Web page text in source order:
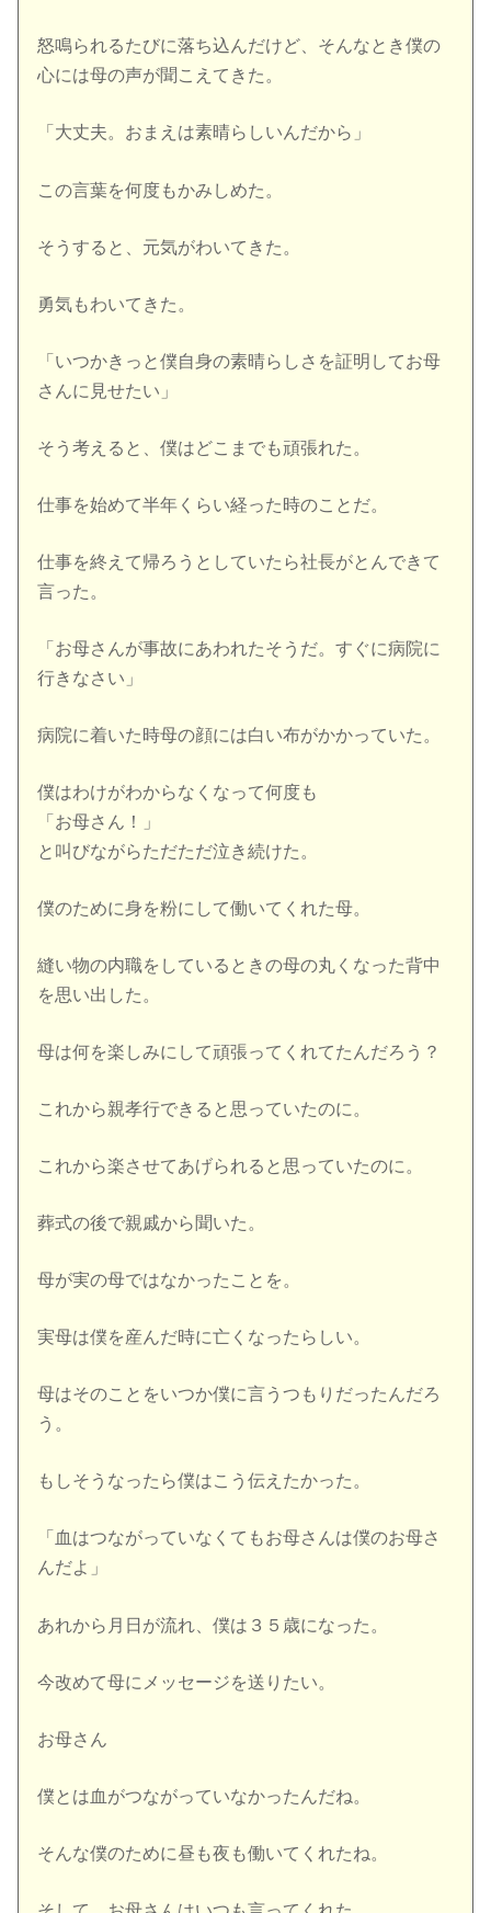
怒鳴られるたびに落ち込んだけど、そんなとき僕の
心には母の声が聞こえてきた。
「大丈夫。おまえは素晴らしいんだから」
この言葉を何度もかみしめた。
そうすると、元気がわいてきた。
勇気もわいてきた。
「いつかきっと僕自身の素晴らしさを証明してお母
さんに見せたい」
そう考えると、僕はどこまでも頑張れた。
仕事を始めて半年くらい経った時のことだ。
仕事を終えて帰ろうとしていたら社長がとんできて
言った。
「お母さんが事故にあわれたそうだ。すぐに病院に
行きなさい」
病院に着いた時母の顔には白い布がかかっていた。
僕はわけがわからなくなって何度も
「お母さん！」
と叫びながらただただ泣き続けた。
僕のために身を粉にして働いてくれた母。
縫い物の内職をしているときの母の丸くなった背中
を思い出した。
母は何を楽しみにして頑張ってくれてたんだろう？
これから親孝行できると思っていたのに。
これから楽させてあげられると思っていたのに。
葬式の後で親戚から聞いた。
母が実の母ではなかったことを。
実母は僕を産んだ時に亡くなったらしい。
母はそのことをいつか僕に言うつもりだったんだろ
う。
もしそうなったら僕はこう伝えたかった。
「血はつながっていなくてもお母さんは僕のお母さ
んだよ」
あれから月日が流れ、僕は３５歳になった。
今改めて母にメッセージを送りたい。
お母さん
僕とは血がつながっていなかったんだね。
そんな僕のために昼も夜も働いてくれたね。